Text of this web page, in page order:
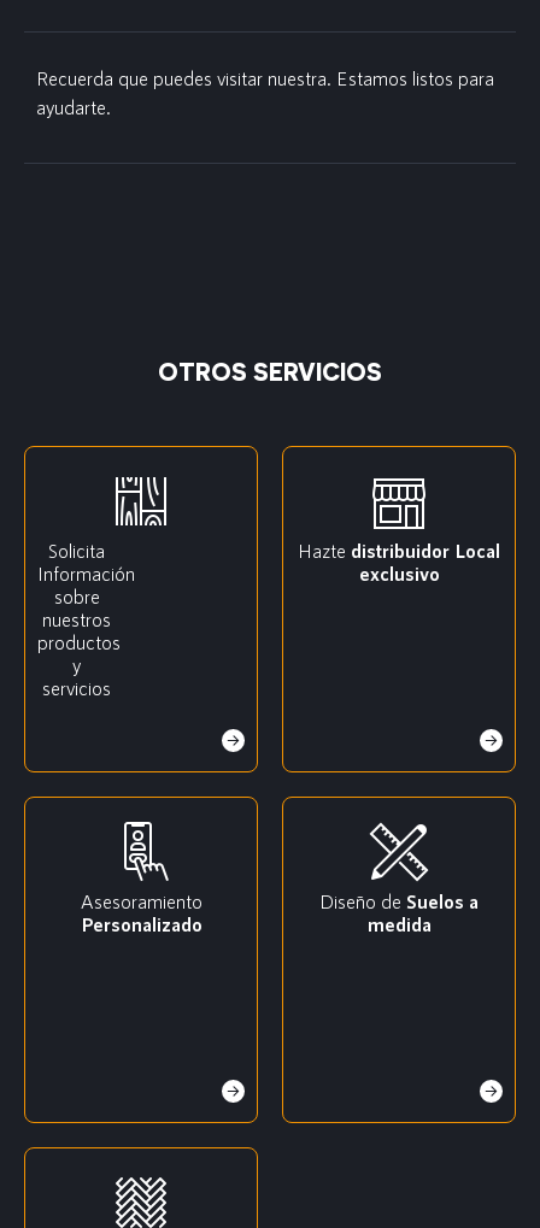
Recuerda que puedes visitar nuestra. Estamos listos para
ayudarte.
OTROS SERVICIOS
Solicita
Información
sobre
nuestros
productos
y
servicios
Hazte distribuidor Local
exclusivo
Asesoramiento
Personalizado
Diseño de Suelos a
medida